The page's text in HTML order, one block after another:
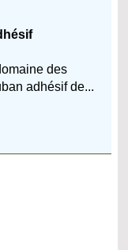
des
adhésif de...